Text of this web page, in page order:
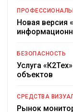
Новая версия
БЕЗОПАСНОСТЬ
Услуга
объектов
СРЕДСТВА
Рынок